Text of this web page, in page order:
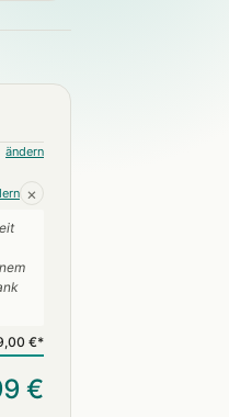
ändern
×
€*
€